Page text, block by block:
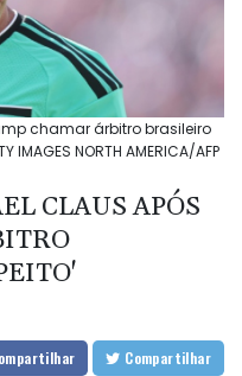
chamar árbitro brasileiro
NORTH AMERICA/AFP
CLAUS APÓS
Compartilhar